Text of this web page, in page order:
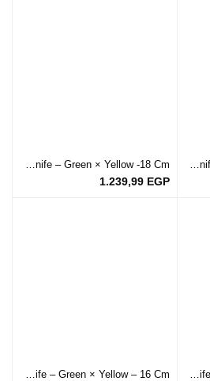
1.239,99 EGP
Flat Knife – Green × Yellow – 26 Cm
Flat Knife – Green × Yellow – 16 Cm